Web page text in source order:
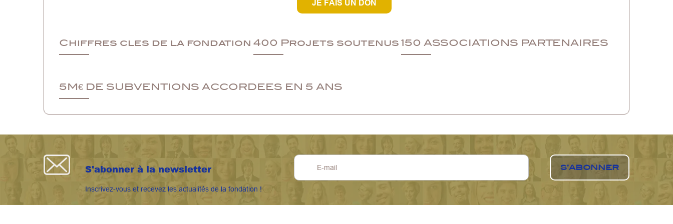
JE FAIS UN DON
Chiffres cles de la fondation 400 Projets soutenus 150 ASSOCIATIONS PARTENAIRES
5M€ DE SUBVENTIONS ACCORDEES EN 5 ANS
S'abonner à la newsletter
Inscrivez-vous et recevez les actualités de la fondation !